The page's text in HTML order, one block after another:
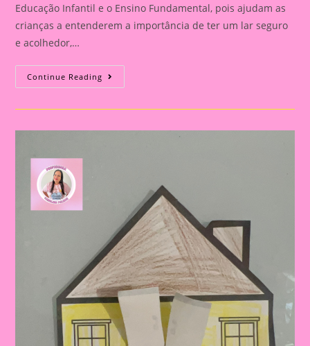
Educação Infantil e o Ensino Fundamental, pois ajudam as
crianças a entenderem a importância de ter um lar seguro
e acolhedor,…
Continue Reading Atividade
Com